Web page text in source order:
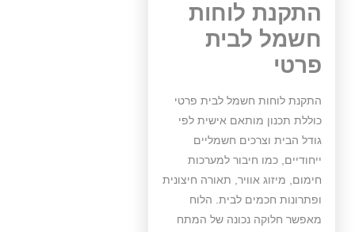
התקנת לוחות
חשמל לבית
פרטי
התקנת לוחות חשמל לבית פרטי
כוללת תכנון מותאם אישית לפי
גודל הבית וצרכים חשמליים
ייחודיים, כמו חיבור למערכות
חימום, מיזוג אוויר, תאורה חיצונית
ופתרונות חכמים לבית. הלוח
מאפשר חלוקה נכונה של המתח